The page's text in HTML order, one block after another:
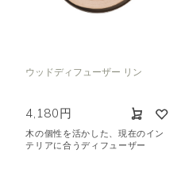
ウッドディフューザー リン
4,180円
木の個性を活かした、現在のイン
テリアに合うディフューザー